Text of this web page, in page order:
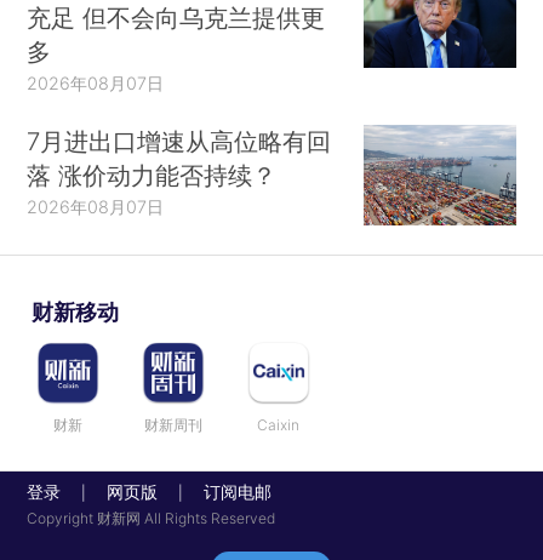
充足 但不会向乌克兰提供更
多
2026年08月07日
7月进出口增速从高位略有回
落 涨价动力能否持续？
2026年08月07日
财新移动
财新 财新周刊 Caixin
登录 网页版 订阅电邮
Copyright 财新网 All Rights Reserved